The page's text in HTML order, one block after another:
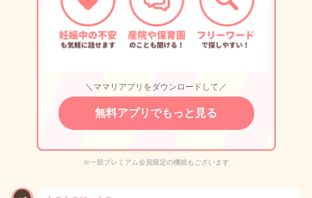
＼ママリアプリをダウンロードして／
無料アプリでもっと見る
※一部プレミアム会員限定の機能もございます